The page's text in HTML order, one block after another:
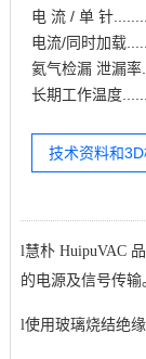
电 流 / 单 针
电流/同时加载
氦气检漏 泄漏
长期工作温度
技术资料和
l慧朴 HuipuVAC
的电源及信号传输
l使用玻璃烧结绝